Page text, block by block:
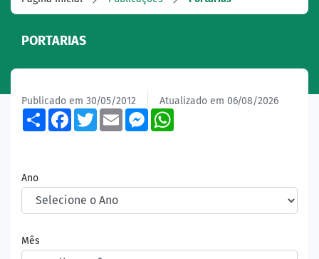
PORTARIAS
Publicado em 30/05/2012 Atualizado em 06/08/2026
ShareFacebook
TwitterEmailMessenger
Ano
Mês